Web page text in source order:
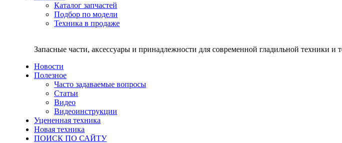
Каталог запчастей
Подбор по модели
Техника в продаже
Запасные части, аксессуары и принадлежности для современной гладильной техники и
Новости
Полезное
Часто задаваемые вопросы
Статьи
Видео
Видеоинструкции
Уцененная техника
Новая техника
ПОИСК ПО САЙТУ